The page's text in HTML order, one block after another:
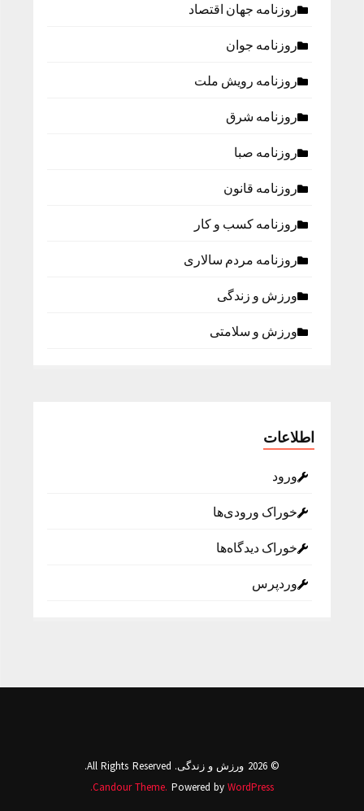
روزنامه جهان اقتصاد
روزنامه جوان
روزنامه رویش ملت
روزنامه شرق
روزنامه صبا
روزنامه قانون
روزنامه كسب و كار
روزنامه مردم سالاری
ورزش و زندگی
ورزش و سلامتی
اطلاعات
ورود
خوراک ورودی‌ها
خوراک دیدگاه‌ها
وردپرس
© 2026 ورزش و زندگی. All Rights Reserved.
Candour Theme. Powered byWordPress.